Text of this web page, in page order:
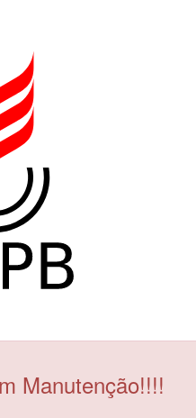
Manutenção!!!!